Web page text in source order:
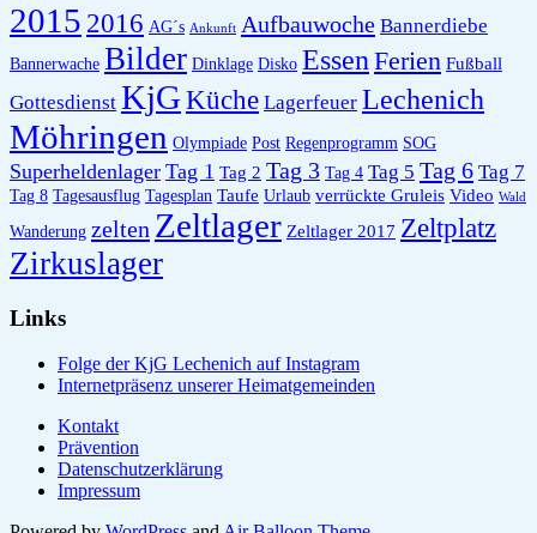
2015 2016 AG´s Ankunft Aufbauwoche Bannerdiebe
Bannerwache Bilder Dinklage Disko Essen Ferien Fußball
Gottesdienst KjG Küche Lagerfeuer Lechenich
Möhringen Olympiade Post Regenprogramm SOG
Superheldenlager Tag 1 Tag 2 Tag 3 Tag 4 Tag 5 Tag 6 Tag 7
Tag 8 Tagesausflug Tagesplan Taufe Urlaub verrückte Gruleis Video Wald
Wanderung zelten Zeltlager Zeltlager 2017 Zeltplatz
Zirkuslager
Links
Folge der KjG Lechenich auf Instagram
Internetpräsenz unserer Heimatgemeinden
Kontakt
Prävention
Datenschutzerklärung
Impressum